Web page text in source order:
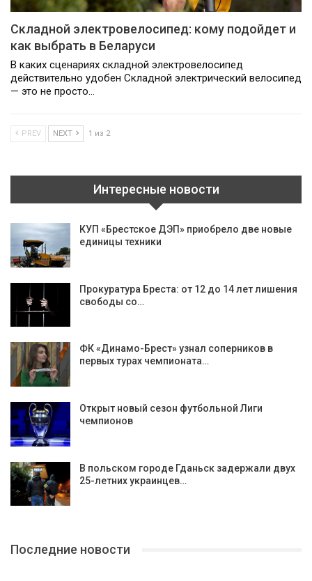
Складной электровелосипед: кому подойдет и
как выбрать в Беларуси
В каких сценариях складной электровелосипед
действительно удобен Складной электрический велосипед
— это не просто…
PREV NEXT 1 из 2
Интересные новости
КУП «Брестское ДЭП» приобрело две новые
единицы техники
Прокуратура Бреста: от 12 до 14 лет лишения
свободы со…
ФК «Динамо-Брест» узнал соперников в
первых турах чемпионата…
Открыт новый сезон футбольной Лиги
чемпионов
В польском городе Гданьск задержали двух
25-летних украинцев…
Последние новости